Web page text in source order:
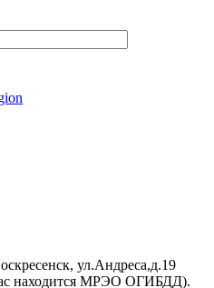
ул.Андреса,д.19
находится МРЭО ОГИБДД).